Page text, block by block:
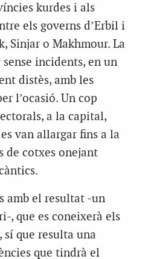
kurdes i als
els governs d’Erbil i
Sinjar o Makhmour. La
incidents, en un
distès, amb les
l’ocasió. Un cop
a la capital,
van allargar fins a la
de cotxes onejant
amb el resultat -un
, que es coneixerà els
sí que resulta una
que tindrà el